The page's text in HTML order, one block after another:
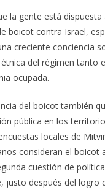
la gente está dispuesta
boicot contra Israel,
creciente conciencia
del régimen tanto
ocupada.
del boicot también
pública en los
locales de
consideran el boicot
cuestión de
justo después del logro